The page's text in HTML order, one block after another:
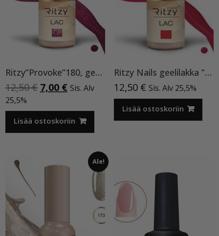
Ritzy”Provoke”180, geelilakka
12,50€ Alkuperäinen
oli:
12,50 €.
7,00 €Nykyinen
on:
7,00 €.
Sis. Alv
25,5%
Lisää ostoskoriin
Ritzy Nails geelilakka ”Red Velvet” 45 TPO vapaa, 9 ml
12,50 € Sis. Alv 25,5%
Lisää ostoskoriin
Ale!